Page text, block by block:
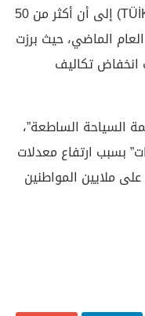
وتشير بيانات هيئة الإحصاء التركية (TÜİK) إلى أن أكثر من 50
الماضي، حيث برزت
تكاليف
السياحة الساطعة”،
بسبب ارتفاع معدلات
ملايين المواطنين